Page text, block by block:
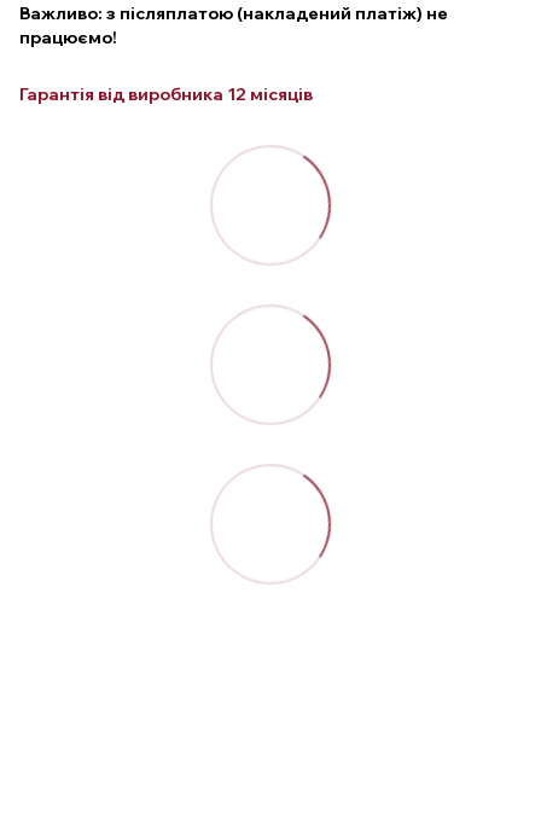
Важливо: з післяплатою (накладений платіж) не
працюємо!
Гарантія від виробника 12 місяців